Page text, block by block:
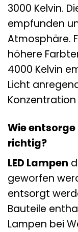
3000 Kelvin.
empfunden
Atmosphäre.
höhere
4000 Kelvin
Licht
Wie entsorge
richtig?
LED Lampen
geworfen
entsorgt
Bauteile
Lampen bei